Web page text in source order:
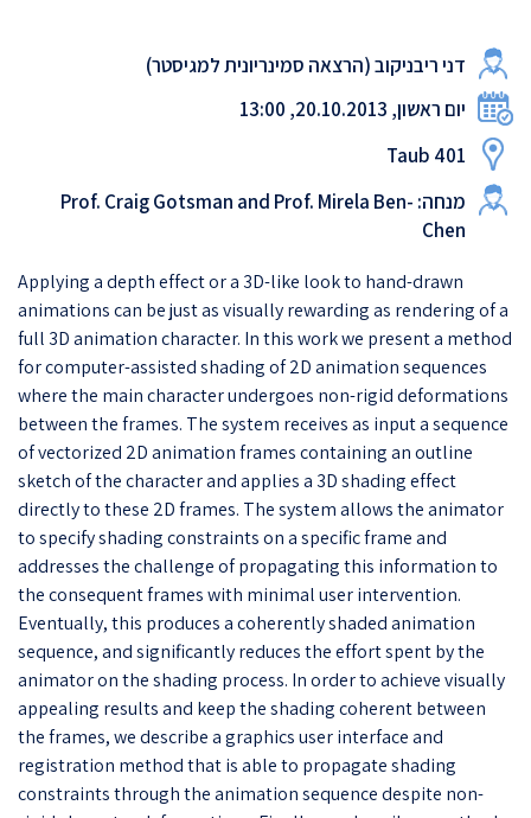
דני ריבניקוב (הרצאה סמינריונית למגיסטר)
יום ראשון, 20.10.2013, 13:00
Taub 401
מנחה: Prof. Craig Gotsman and Prof. Mirela Ben-
Chen
Applying a depth effect or a 3D-like look to hand-drawn
animations can be just as visually rewarding as rendering of a
full 3D animation character. In this work we present a method
for computer-assisted shading of 2D animation sequences
where the main character undergoes non-rigid deformations
between the frames. The system receives as input a sequence
of vectorized 2D animation frames containing an outline
sketch of the character and applies a 3D shading effect
directly to these 2D frames. The system allows the animator
to specify shading constraints on a specific frame and
addresses the challenge of propagating this information to
the consequent frames with minimal user intervention.
Eventually, this produces a coherently shaded animation
sequence, and significantly reduces the effort spent by the
animator on the shading process. In order to achieve visually
appealing results and keep the shading coherent between
the frames, we describe a graphics user interface and
registration method that is able to propagate shading
constraints through the animation sequence despite non-